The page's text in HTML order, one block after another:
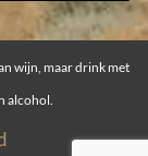
wijn, maar drink met
alcohol.